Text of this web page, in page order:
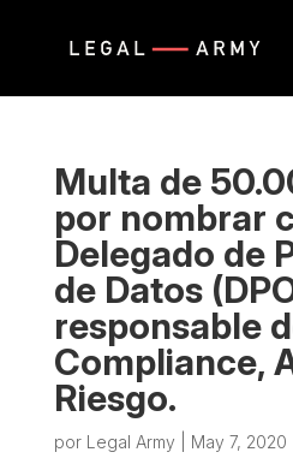
Multa de
por nombrar
Delegado de
de Datos
responsable
Compliance,
Riesgo.
por Legal Army May 7, 2020